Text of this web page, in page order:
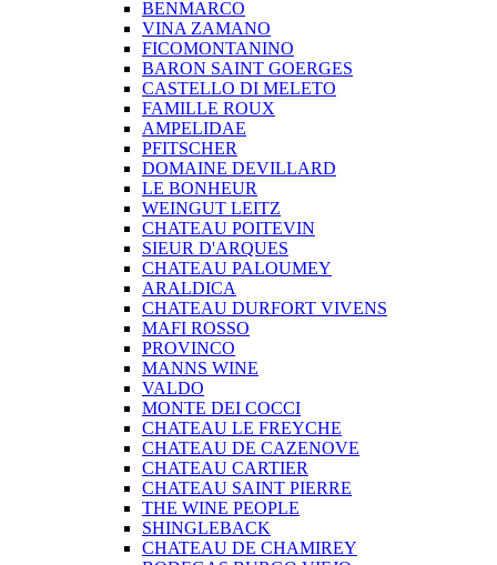
BENMARCO
VINA ZAMANO
FICOMONTANINO
BARON SAINT GOERGES
CASTELLO DI MELETO
FAMILLE ROUX
AMPELIDAE
PFITSCHER
DOMAINE DEVILLARD
LE BONHEUR
WEINGUT LEITZ
CHATEAU POITEVIN
SIEUR D'ARQUES
CHATEAU PALOUMEY
ARALDICA
CHATEAU DURFORT VIVENS
MAFI ROSSO
PROVINCO
MANNS WINE
VALDO
MONTE DEI COCCI
CHATEAU LE FREYCHE
CHATEAU DE CAZENOVE
CHATEAU CARTIER
CHATEAU SAINT PIERRE
THE WINE PEOPLE
SHINGLEBACK
CHATEAU DE CHAMIREY